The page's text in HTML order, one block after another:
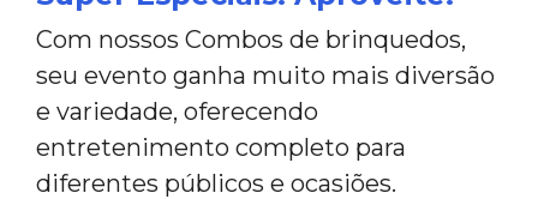
Com nossos Combos de brinquedos,
seu evento ganha muito mais diversão
e variedade, oferecendo
entretenimento completo para
diferentes públicos e ocasiões.